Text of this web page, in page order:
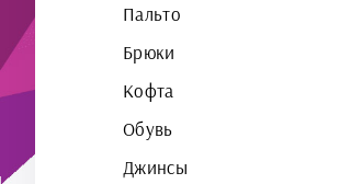
Пальто
Брюки
Кофта
Обувь
Джинсы